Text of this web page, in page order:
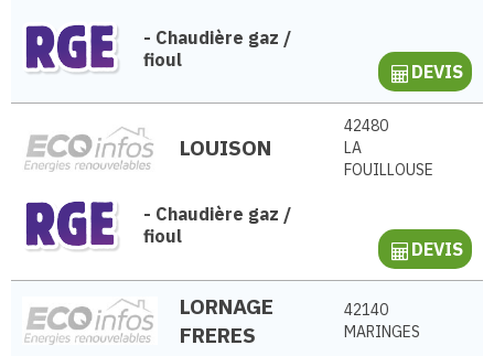
- Chaudière gaz /
fioul
DEVIS
LOUISON
42480
LA
FOUILLOUSE
- Chaudière gaz /
fioul
DEVIS
LORNAGE
FRERES
42140
MARINGES